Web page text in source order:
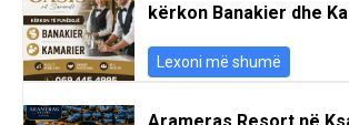
kërkon Banakier dhe
Lexoni më shumë